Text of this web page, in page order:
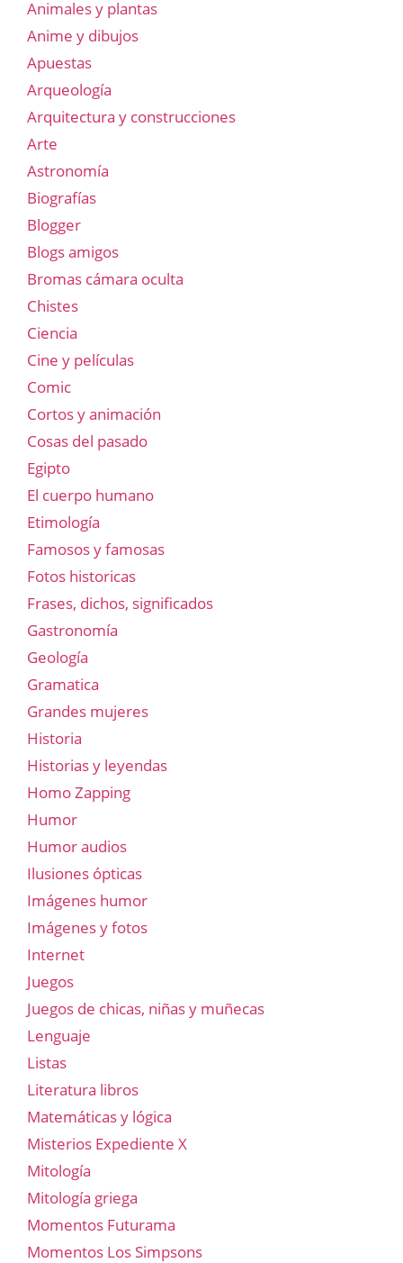
Animales y plantas
Anime y dibujos
Apuestas
Arqueología
Arquitectura y construcciones
Arte
Astronomía
Biografías
Blogger
Blogs amigos
Bromas cámara oculta
Chistes
Ciencia
Cine y películas
Comic
Cortos y animación
Cosas del pasado
Egipto
El cuerpo humano
Etimología
Famosos y famosas
Fotos historicas
Frases, dichos, significados
Gastronomía
Geología
Gramatica
Grandes mujeres
Historia
Historias y leyendas
Homo Zapping
Humor
Humor audios
Ilusiones ópticas
Imágenes humor
Imágenes y fotos
Internet
Juegos
Juegos de chicas, niñas y muñecas
Lenguaje
Listas
Literatura libros
Matemáticas y lógica
Misterios Expediente X
Mitología
Mitología griega
Momentos Futurama
Momentos Los Simpsons